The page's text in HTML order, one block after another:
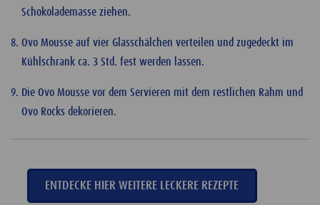
Schokolademasse ziehen.
Ovo Mousse auf vier Glasschälchen verteilen und zugedeckt im
Kühlschrank ca. 3 Std. fest werden lassen.
Die Ovo Mousse vor dem Servieren mit dem restlichen Rahm und
Ovo Rocks dekorieren.
ENTDECKE HIER WEITERE LECKERE REZEPTE